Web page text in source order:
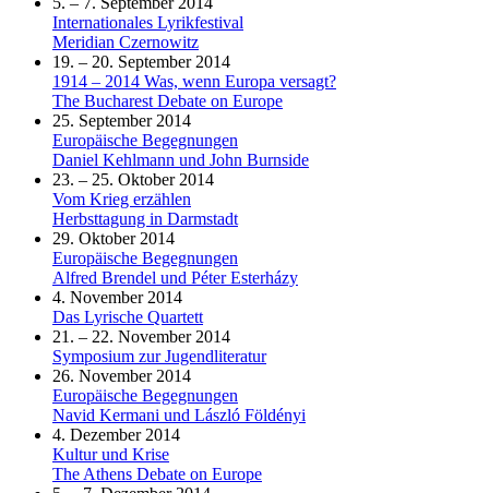
Internationales Lyrikfestival
Meridian Czernowitz
19. – 20. September 2014
1914 – 2014 Was, wenn Europa versagt?
The Bucharest Debate on Europe
25. September 2014
Europäische Begegnungen
Daniel Kehlmann und John Burnside
23. – 25. Oktober 2014
Vom Krieg erzählen
Herbsttagung in Darmstadt
29. Oktober 2014
Europäische Begegnungen
Alfred Brendel und Péter Esterházy
4. November 2014
Das Lyrische Quartett
21. – 22. November 2014
Symposium zur Jugendliteratur
26. November 2014
Europäische Begegnungen
Navid Kermani und László Földényi
4. Dezember 2014
Kultur und Krise
The Athens Debate on Europe